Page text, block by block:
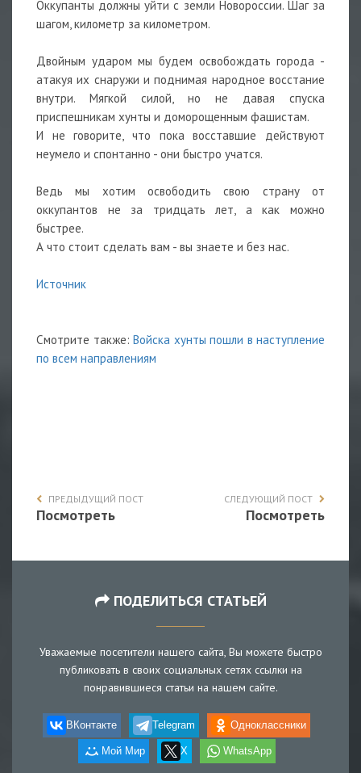
Оккупанты должны уйти с земли Новороссии. Шаг за
шагом, километр за километром.
Двойным ударом мы будем освобождать города -
атакуя их снаружи и поднимая народное восстание
внутри. Мягкой силой, но не давая спуска
приспешникам хунты и доморощенным фашистам.
И не говорите, что пока восставшие действуют
неумело и спонтанно - они быстро учатся.
Ведь мы хотим освободить свою страну от
оккупантов не за тридцать лет, а как можно
быстрее.
А что стоит сделать вам - вы знаете и без нас.
Источник
Смотрите также: Войска хунты пошли в наступление
по всем направлениям
ПРЕДЫДУЩИЙ ПОСТ
Посмотреть
СЛЕДУЮЩИЙ ПОСТ
Посмотреть
ПОДЕЛИТЬСЯ СТАТЬЕЙ
Уважаемые посетители нашего сайта, Вы можете быстро
публиковать в своих социальных сетях ссылки на
понравившиеся статьи на нашем сайте.
ВКонтакте Telegram Одноклассники
Мой Мир X WhatsApp